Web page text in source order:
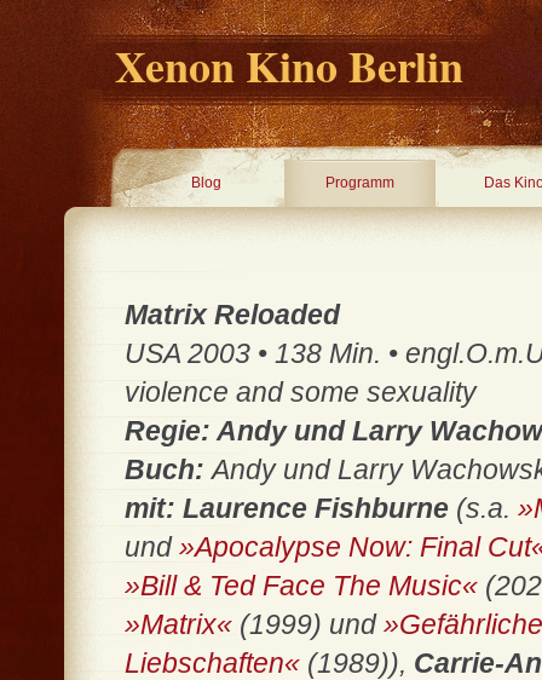
Xenon Kino Berlin
Blog Programm Das
Matrix Reloaded
USA 2003 • 138 Min. •
violence and some sexuality
Regie: Andy und Larry
Buch:Andy und Larry
mit: Laurence Fishburne (s.a.
und»Apocalypse Now: Final
»Bill & Ted Face The Music«
»Matrix« (1999) und
Liebschaften« (1989)), Carrie-